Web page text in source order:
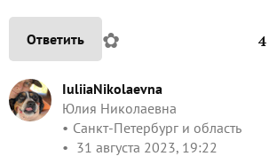
Ответить ✿ 4
IuliiaNikolaevna
Юлия Николаевна
Санкт-Петербург и область
31 августа 2023, 19:22